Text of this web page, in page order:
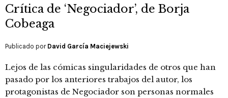
Crítica de ‘Negociador’, de Borja
Cobeaga
Publicado por David García Maciejewski
Lejos de las cómicas singularidades de otros que han
pasado por los anteriores trabajos del autor, los
protagonistas de Negociador son personas normales